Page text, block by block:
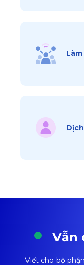
Vẫn
Viết cho bộ phận